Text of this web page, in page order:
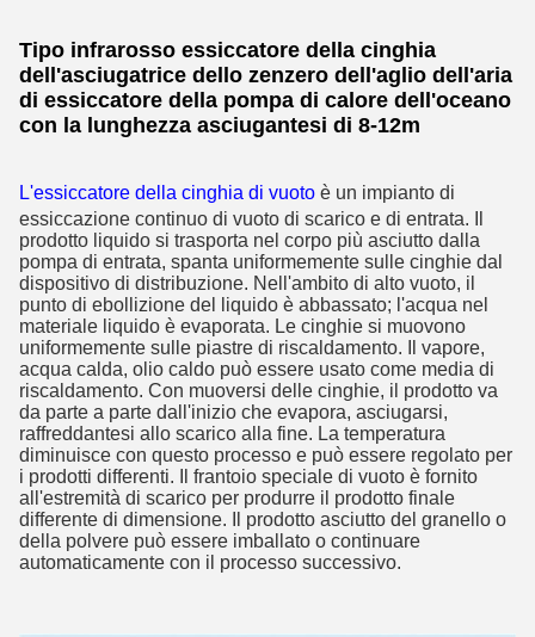
Tipo infrarosso essiccatore della cinghia
dell'asciugatrice dello zenzero dell'aglio dell'aria
di essiccatore della pompa di calore dell'oceano
con la lunghezza asciugantesi di 8-12m
L'essiccatore della cinghia di vuoto è un impianto di
essiccazione continuo di vuoto di scarico e di entrata. Il
prodotto liquido si trasporta nel corpo più asciutto dalla
pompa di entrata, spanta uniformemente sulle cinghie dal
dispositivo di distribuzione. Nell'ambito di alto vuoto, il
punto di ebollizione del liquido è abbassato; l'acqua nel
materiale liquido è evaporata. Le cinghie si muovono
uniformemente sulle piastre di riscaldamento. Il vapore,
acqua calda, olio caldo può essere usato come media di
riscaldamento. Con muoversi delle cinghie, il prodotto va
da parte a parte dall'inizio che evapora, asciugarsi,
raffreddantesi allo scarico alla fine. La temperatura
diminuisce con questo processo e può essere regolato per
i prodotti differenti. Il frantoio speciale di vuoto è fornito
all'estremità di scarico per produrre il prodotto finale
differente di dimensione. Il prodotto asciutto del granello o
della polvere può essere imballato o continuare
automaticamente con il processo successivo.